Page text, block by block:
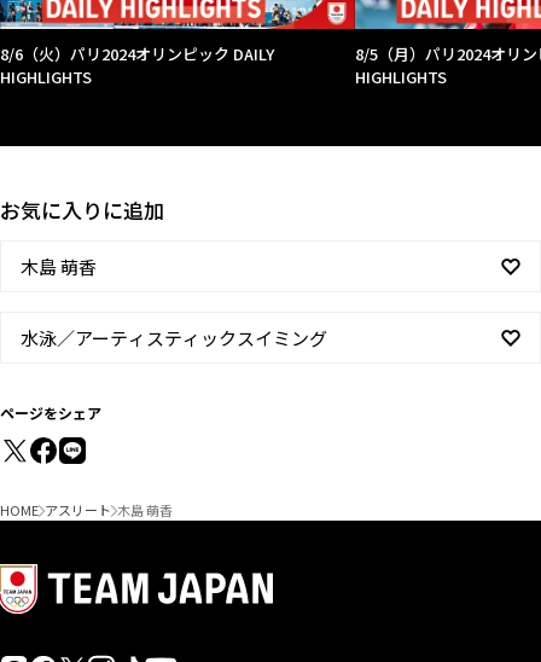
8/6（火）パリ2024オリンピック DAILY
HIGHLIGHTS
8/5（月）パリ2024オリン
HIGHLIGHTS
お気に入りに追加
木島 萌香
水泳／アーティスティックスイミング
ページをシェア
HOME アスリート 木島 萌香